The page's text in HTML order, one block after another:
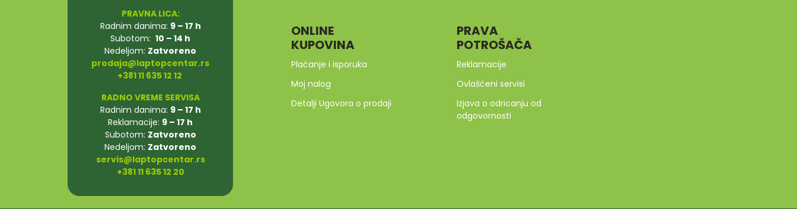
PRAVNA LICA:
Radnim danima: 9 – 17 h
Subotom: 10 – 14 h
Nedeljom: Zatvoreno
prodaja@laptopcentar.rs
+381 11 635 12 12
RADNO VREME SERVISA
Radnim danima: 9 – 17 h
Reklamacije: 9 – 17 h
Subotom: Zatvoreno
Nedeljom: Zatvoreno
servis@laptopcentar.rs
+381 11 635 12 20
ONLINE
KUPOVINA
Plaćanje i isporuka
Moj nalog
Detalji Ugovora o prodaji
PRAVA
POTROŠAČA
Reklamacije
Ovlašćeni servisi
Izjava o odricanju od
odgovornosti